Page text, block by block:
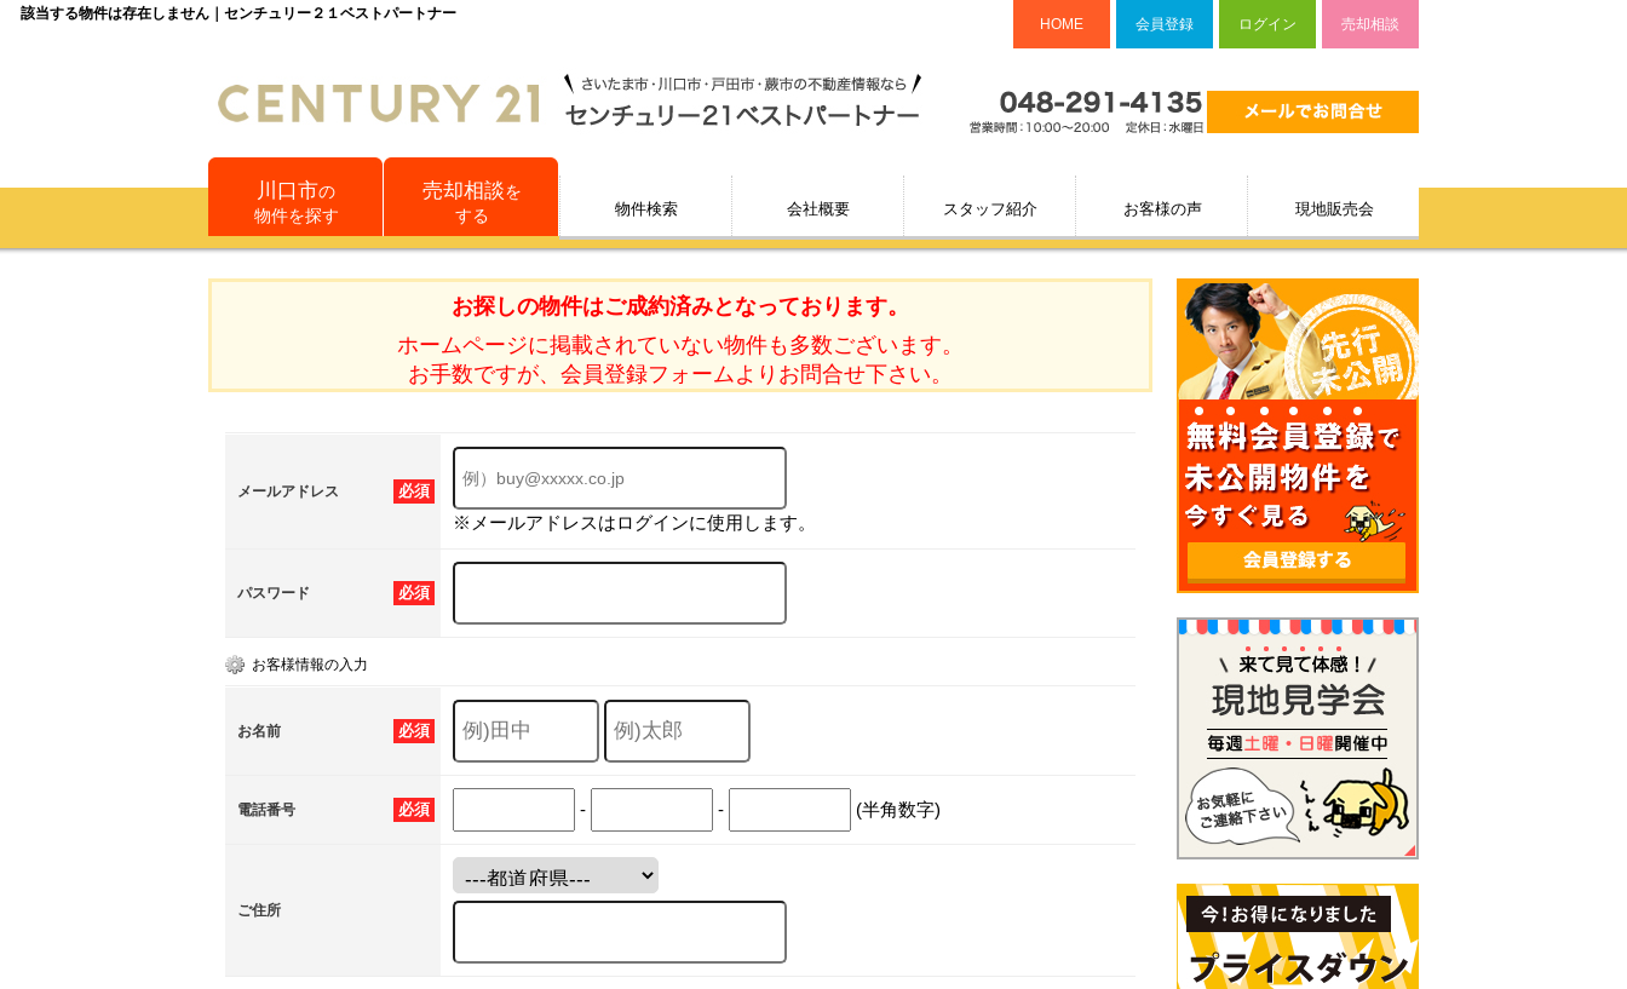
該当する物件は存在しません｜センチュリー２１ベストパートナー
HOME 会員登録 ログイン 売却相談
川口市の
物件を探す
売却相談を
する
物件検索 会社概要 スタッフ紹介 お客様の声 現地販売会
お探しの物件はご成約済みとなっております。
ホームページに掲載されていない物件も多数ございます。
お手数ですが、会員登録フォームよりお問合せ下さい。
必須
メールアドレス
※メールアドレスはログインに使用します。
必須
パスワード
お客様情報の入力
必須
お名前
必須
電話番号 - - (半角数字)
ご住所